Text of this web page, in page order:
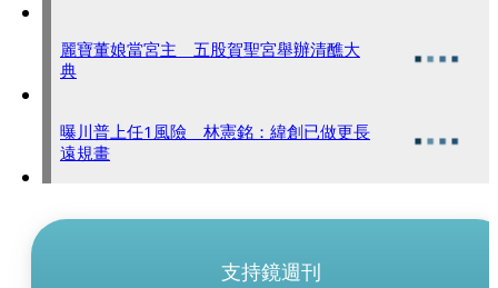
麗寶董娘當宮主 五股賀聖宮舉辦清醮大
典
曝川普上任1風險 林憲銘：緯創已做更長
遠規畫
支持鏡週刊